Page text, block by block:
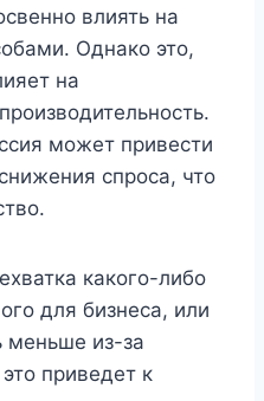
влиять на
Однако это,
на
может привести
спроса, что
какого-либо
для бизнеса, или
меньше из-за
приведет к